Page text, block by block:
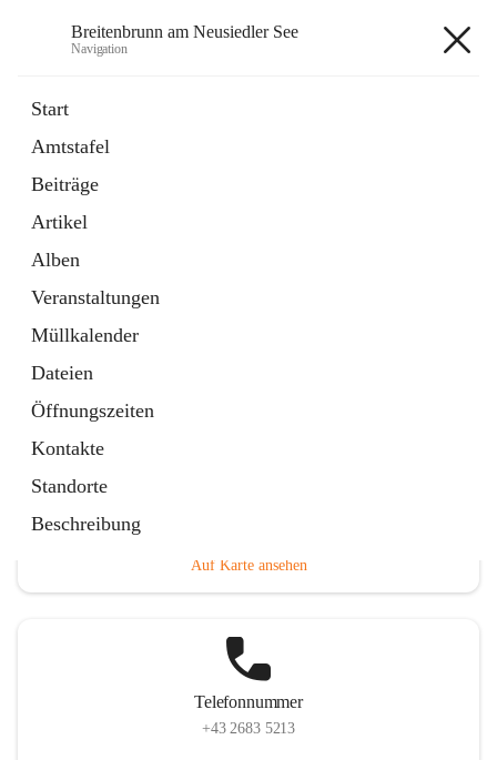
Breitenbrunn am Neusiedler See
Navigation
Start
Amtstafel
Beiträge
Artikel
Alben
Veranstaltungen
Müllkalender
Dateien
Öffnungszeiten
Kontakte
Standorte
Beschreibung
18 Schnellzugriffe
Gemeindeservice
Auf Karte ansehen
Telefonnummer
+43 2683 5213